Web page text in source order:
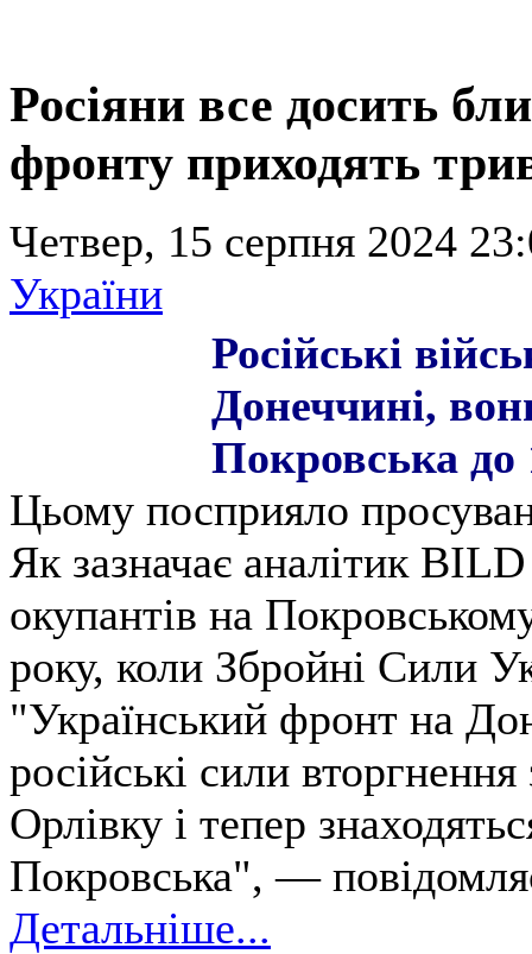
Росіяни все досить
фронту приходять
Четвер, 15 серпня 2024
України
Російські
Донеччині,
Покровська до
Цьому посприяло
Як зазначає аналітик
окупантів на
року, коли Збройні Сили
"Український фронт на
російські сили
Орлівку і тепер
Покровська", —
Детальніше...